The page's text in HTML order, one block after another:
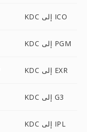
KDC إلى ICO
KDC إلى PGM
KDC إلى EXR
KDC إلى G3
KDC إلى IPL